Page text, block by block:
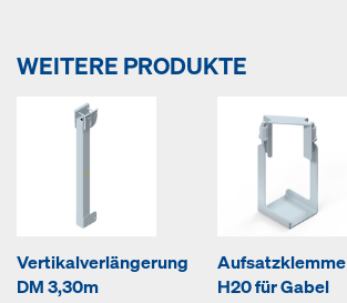
WEITERE PRODUKTE
Vertikalverlängerung
DM 3,30m
Aufsatzklemme
H20 für Gabel